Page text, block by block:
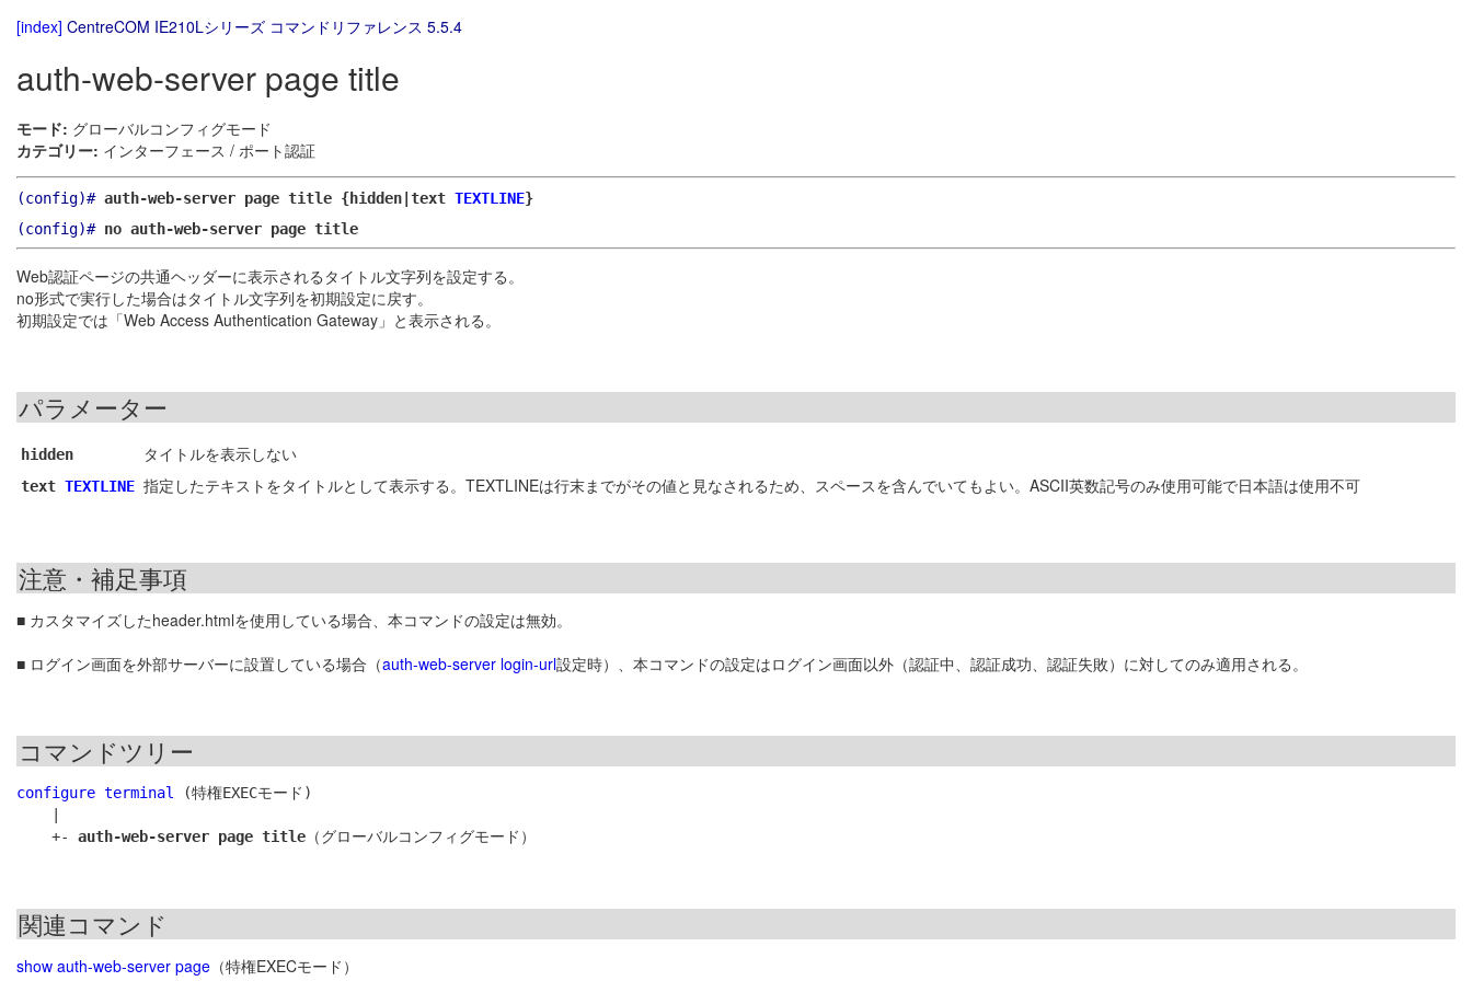
[index] CentreCOM IE210Lシリーズ コマンドリファレンス 5.5.4
auth-web-server page title
モード: グローバルコンフィグモード
カテゴリー: インターフェース / ポート認証
(config)# auth-web-server page title {hidden|text TEXTLINE}
(config)# no auth-web-server page title
Web認証ページの共通ヘッダーに表示されるタイトル文字列を設定する。
no形式で実行した場合はタイトル文字列を初期設定に戻す。
初期設定では「Web Access Authentication Gateway」と表示される。
パラメーター
hidden タイトルを表示しない
text TEXTLINE 指定したテキストをタイトルとして表示する。TEXTLINEは行末までがその値と見なされるため、スペースを含んでいてもよい。ASCII英数記号のみ使用可能で日本語は使用不可
注意・補足事項
■ カスタマイズしたheader.htmlを使用している場合、本コマンドの設定は無効。
■ ログイン画面を外部サーバーに設置している場合（auth-web-server login-url設定時）、本コマンドの設定はログイン画面以外（認証中、認証成功、認証失敗）に対してのみ適用される。
コマンドツリー
configure terminal
(特権EXECモード)
    +-
auth-web-server page title
関連コマンド
show auth-web-server page （特権EXECモード）